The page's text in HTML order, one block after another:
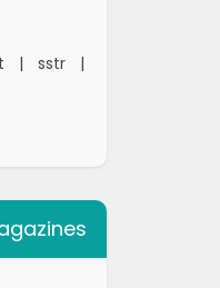
| sstr |